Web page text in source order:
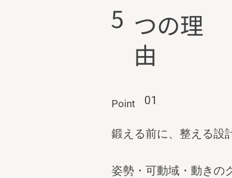
5 つの理
由
Point 01
鍛える前に、整える設
姿勢・可動域・動きの